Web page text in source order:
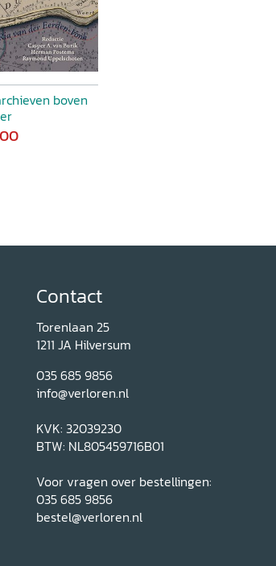
boven
Contact
Torenlaan 25
1211 JA Hilversum
035 685 9856
info@verloren.nl
KVK: 32039230
BTW: NL805459716B01
Voor vragen over bestellingen:
035 685 9856
bestel@verloren.nl